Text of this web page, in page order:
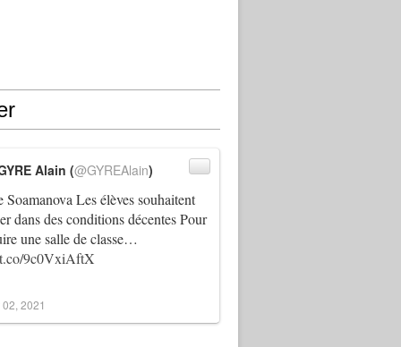
Soamanova Les élèves souhaitent
dans des conditions décentes Pour
une salle de classe…
9c0VxiAftX
Alain (@GYREAlain)
2021